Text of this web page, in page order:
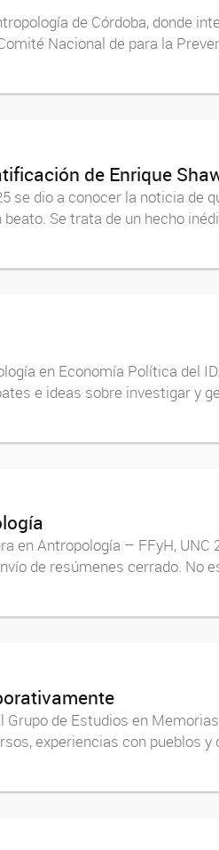
de Córdoba, donde
Nacional de para la
de Enrique
se dio a conocer la noticia de
Se trata de un hecho
en Economía Política del
e ideas sobre investigar y
Antropología – FFyH, UNC
de resúmenes cerrado. No
de Estudios en
experiencias con pueblos y